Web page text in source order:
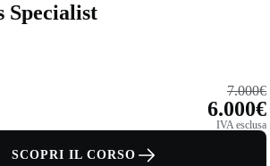
Specialist
7.000€
6.000€
IVA esclusa
SCOPRI IL CORSO